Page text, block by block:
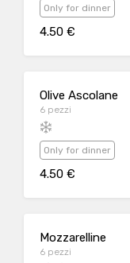
Only for dinner
4.50 €
Olive Ascolane
6 pezzi
Only for dinner
4.50 €
Mozzarelline
6 pezzi